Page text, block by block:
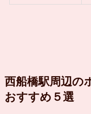
西船橋駅周辺の
おすすめ５選